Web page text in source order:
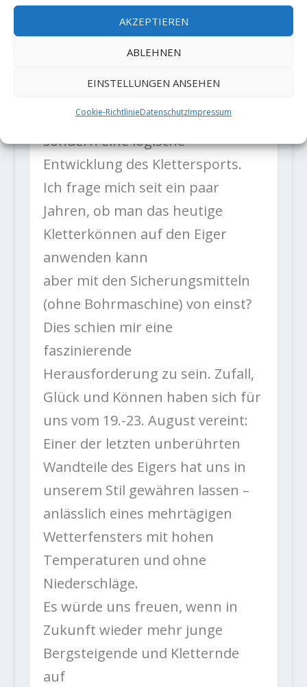
AKZEPTIEREN
ABLEHNEN
EINSTELLUNGEN ANSEHEN
Cookie-RichtlinieDatenschutzImpressum
Eigers beklettert werden, die
Absicherung jedoch mit
nicht verwerflich,
sondern eine logische
Entwicklung des Klettersports.
Ich frage mich seit ein paar
Jahren, ob man das heutige
Kletterkönnen auf den Eiger
anwenden kann
aber mit den Sicherungsmitteln
(ohne Bohrmaschine) von einst?
Dies schien mir eine
faszinierende
Herausforderung zu sein. Zufall,
Glück und Können haben sich für
uns vom 19.-23. August vereint:
Einer der letzten unberührten
Wandteile des Eigers hat uns in
unserem Stil gewähren lassen –
anlässlich eines mehrtägigen
Wetterfensters mit hohen
Temperaturen und ohne
Niederschläge.
Es würde uns freuen, wenn in
Zukunft wieder mehr junge
Bergsteigende und Kletternde
auf